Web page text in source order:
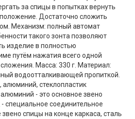
за спицы в попытках вернуть
Достаточно сложить
Механизм: полный автомат
такого зонта позволяют
изделие в полностью
путём нажатия всего одной
Масса: 330 г. Материал:
водоотталкивающей пропиткой.
алюминий, стеклопластик
- это основное звено
специальное соединительное
спицы на конце каркаса, сталь